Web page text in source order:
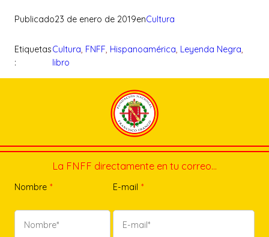
Publicado23 de enero de 2019enCultura
Etiquetas
:
Cultura, FNFF, Hispanoamérica, Leyenda Negra
libro
La FNFF directamente en tu correo…
Nombre * E-mail *